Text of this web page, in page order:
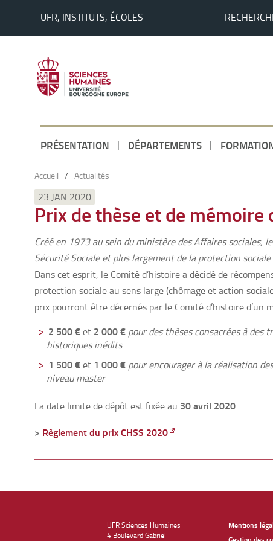
UFR, INSTITUTS, ÉCOLES
PRÉSENTATION DÉPARTEMENTS
Accueil / Actualités
23 JAN 2020
Prix de thèse et de mémoire
Créé en 1973 au sein du ministère des Affaires sociales,
Sécurité Sociale et plus largement de la protection
Dans cet esprit, le Comité d’histoire a décidé de
protection sociale au sens large (chômage et action
prix pourront être décernés par le Comité d’histoire d’un
2 500 €et 2 000 € pour des thèses consacrées à des
historiques inédits
1 500 €et 1 000 € pour encourager à la réalisation
niveau master
La date limite de dépôt est fixée au 30 avril 2020
> Règlement du prix CHSS 2020
UFR Sciences Humaines
4 Boulevard Gabriel
Mentions